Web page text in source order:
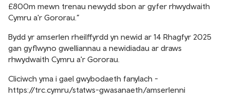
£800m mewn trenau newydd sbon ar gyfer rhwydwaith
Cymru a'r Gororau.”
Bydd yr amserlen rheilffyrdd yn newid ar 14 Rhagfyr 2025
gan gyflwyno gwelliannau a newidiadau ar draws
rhwydwaith Cymru a'r Gororau.
Cliciwch yma i gael gwybodaeth fanylach -
https://trc.cymru/statws-gwasanaeth/amserlenni